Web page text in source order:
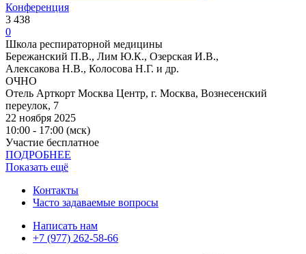
Конференция
3 438
0
Школа респираторной медицины
Бережанский П.В., Лим Ю.К., Озерская И.В.,
Алексакова Н.В., Колосова Н.Г. и др.
ОЧНО
Отель Арткорт Москва Центр, г. Москва, Вознесенский
переулок, 7
22 ноября 2025
10:00 - 17:00 (мск)
Участие бесплатное
ПОДРОБНЕЕ
Показать ещё
Контакты
Часто задаваемые вопросы
Написать нам
+7 (977) 262-58-66